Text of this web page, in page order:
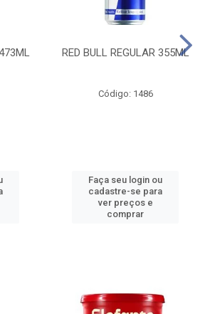
RED BULL REGULAR 355ML
Código: 1486
Faça seu login ou
cadastre-se para
ver preços e
comprar